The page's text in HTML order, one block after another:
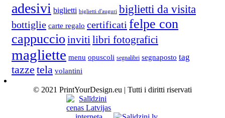
adesivi biglietti biglietti d'auguri biglietti da visita
bottiglie carte regalo certificati felpe con
cappuccio invitilibri fotografici
magliette menu opuscoli segnalibri segnaposto tag
tazze tela volantini
© 2021 PrintYourDesign.eu | Tutti i diritti riservati